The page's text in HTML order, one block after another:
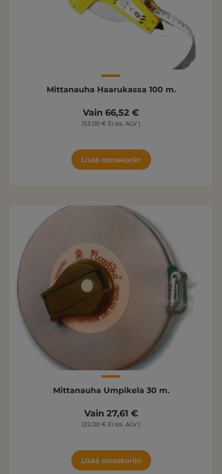
Mittanauha Haarukassa 100 m.
Vain 66,52 €
(53,00 € Ei sis. ALV )
Lisää ostoskoriin
Mittanauha Umpikela 30 m.
Vain 27,61 €
(22,00 € Ei sis. ALV )
Lisää ostoskoriin